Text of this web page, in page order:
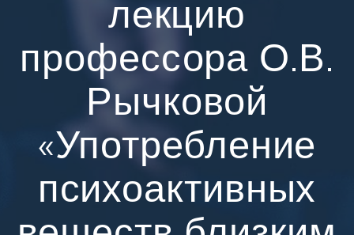
лекцию
профессора О.В.
Рычковой
«Употребление
психоактивных